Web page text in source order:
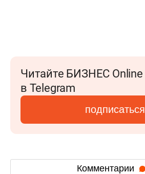
Читайте БИЗНЕС Online
в Telegram
подписаться
Комментарии